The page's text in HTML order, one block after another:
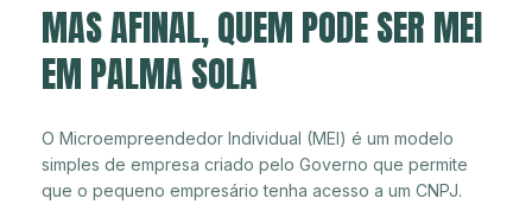
MAS AFINAL, QUEM PODE SER MEI
EM PALMA SOLA
O Microempreendedor Individual (MEI) é um modelo
simples de empresa criado pelo Governo que permite
que o pequeno empresário tenha acesso a um CNPJ.